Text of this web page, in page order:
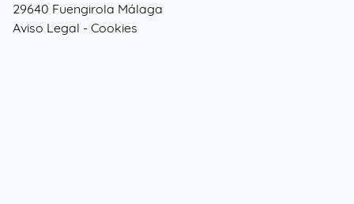
29640 Fuengirola Málaga
Aviso Legal - Cookies